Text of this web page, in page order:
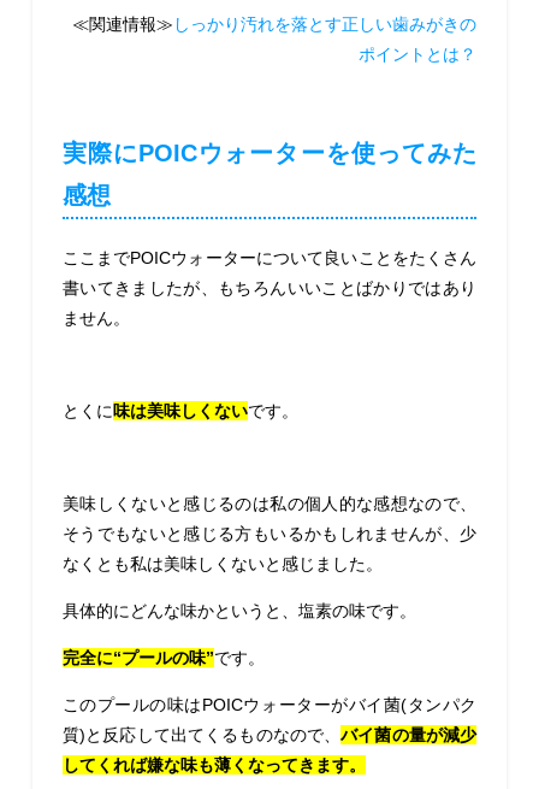
≪関連情報≫ しっかり汚れを落とす正しい歯みがきの
ポイントとは？
実際にPOICウォーターを使ってみた
感想
ここまでPOICウォーターについて良いことをたくさん
書いてきましたが、もちろんいいことばかりではあり
ません。
とくに 味は美味しくないです。
美味しくないと感じるのは私の個人的な感想なので、
そうでもないと感じる方もいるかもしれませんが、少
なくとも私は美味しくないと感じました。
具体的にどんな味かというと、塩素の味です。
完全に“プールの味”です。
このプールの味はPOICウォーターがバイ菌(タンパク
質)と反応して出てくるものなので、バイ菌の量が減少
してくれば嫌な味も薄くなってきます。